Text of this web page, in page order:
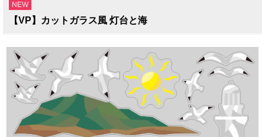
NEW
【VP】カットガラス風 灯台と海